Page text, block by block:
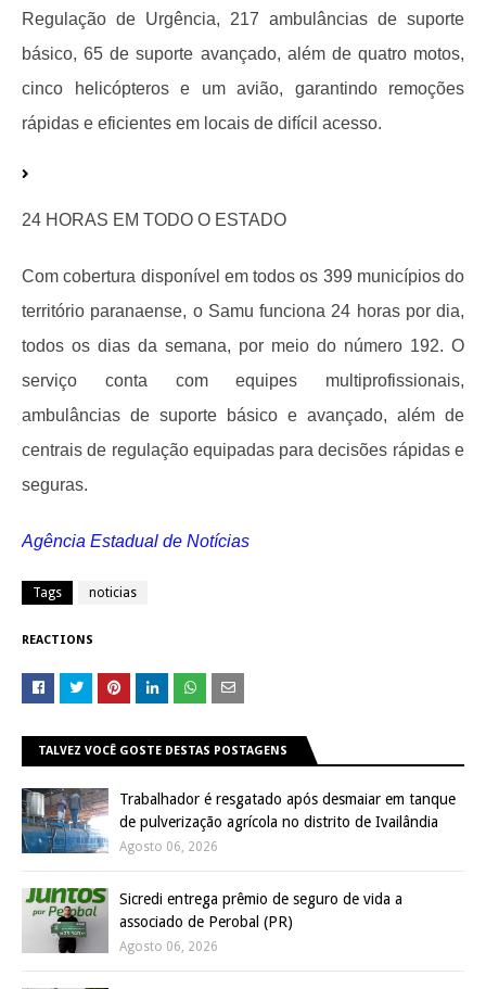
Regulação de Urgência, 217 ambulâncias de suporte
básico, 65 de suporte avançado, além de quatro motos,
cinco helicópteros e um avião, garantindo remoções
rápidas e eficientes em locais de difícil acesso.
24 HORAS EM TODO O ESTADO
Com cobertura disponível em todos os 399 municípios do
território paranaense, o Samu funciona 24 horas por dia,
todos os dias da semana, por meio do número 192. O
serviço conta com equipes multiprofissionais,
ambulâncias de suporte básico e avançado, além de
centrais de regulação equipadas para decisões rápidas e
seguras.
Agência Estadual de Notícias
Tags noticias
REACTIONS
TALVEZ VOCÊ GOSTE DESTAS POSTAGENS
Trabalhador é resgatado após desmaiar em tanque
de pulverização agrícola no distrito de Ivailândia
Agosto 06, 2026
Sicredi entrega prêmio de seguro de vida a
associado de Perobal (PR)
Agosto 06, 2026